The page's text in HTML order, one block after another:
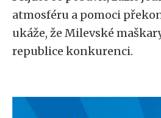
atmosféru a pomoci
ukáže, že Milevské
republice konkurenci.